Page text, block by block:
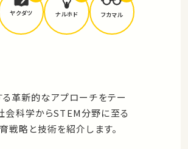
ヤクダツ ナルホド フカマル
革新的なアプローチをテー
会科学からSTEM分野に至る
戦略と技術を紹介します。